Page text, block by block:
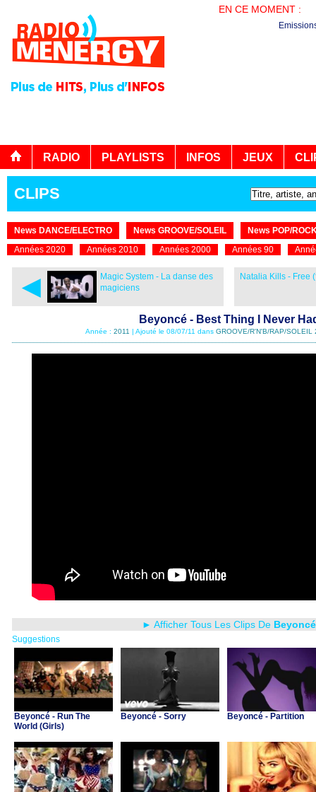
EN CE MOMENT :
RADIO PLAYLISTS INFOS JEUX
CLIPS
News DANCE/ELECTRO News GROOVE/SOLEIL
News POP/
Années 2020
Années 2010 Années 2000 Années 90
◄
Magic System - La danse des
magiciens
Natalia Kills - Free
Beyoncé - Best Thing I Never
Année : 2011 | Ajouté le 08/07/11 dans GROOVE/R'N'B/RAP/SOLEIL
► Afficher Tous Les Clips De Beyoncé
Suggestions
Beyoncé - Run The
World (Girls)
Beyoncé - Sorry Beyoncé - Partition